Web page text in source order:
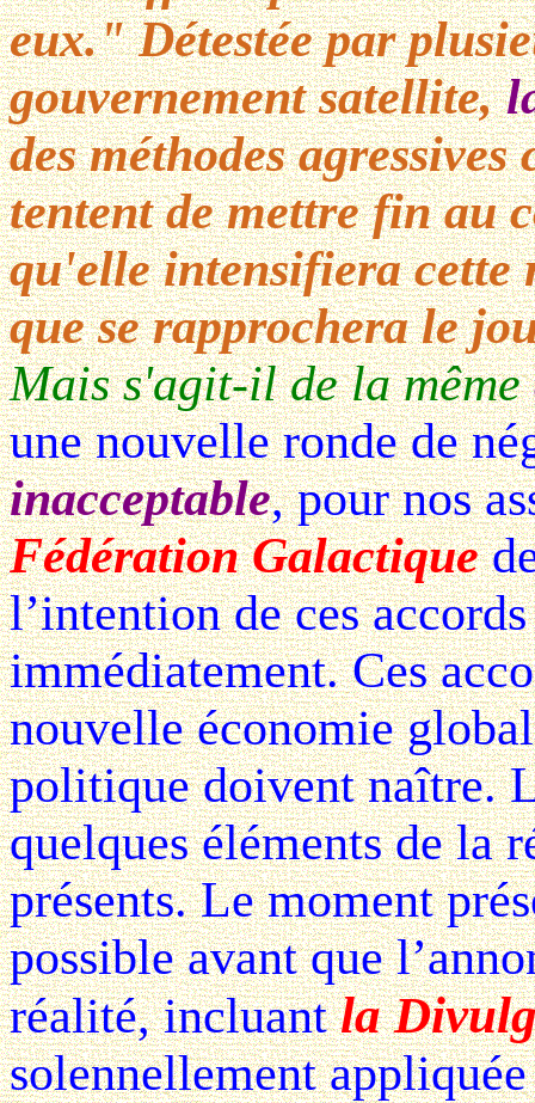
eux." Détestée par
gouvernement satellite,
des méthodes
tentent de mettre fin au
qu'elle intensifiera cette
que se rapprochera le
Mais s'agit-il de la même
une nouvelle ronde de
inacceptable, pour nos
Fédération Galactique
l’intention de ces
immédiatement. Ces
nouvelle économie
politique doivent naître.
quelques éléments de la
présents. Le moment
possible avant que
réalité, incluantla
solennellement